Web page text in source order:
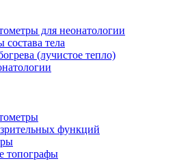
для неонатологии
состава тела
(лучистое тепло)
функций
топографы